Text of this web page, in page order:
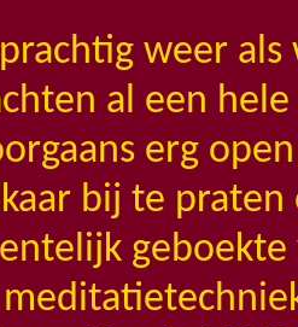
weer
al een
erg
bij te